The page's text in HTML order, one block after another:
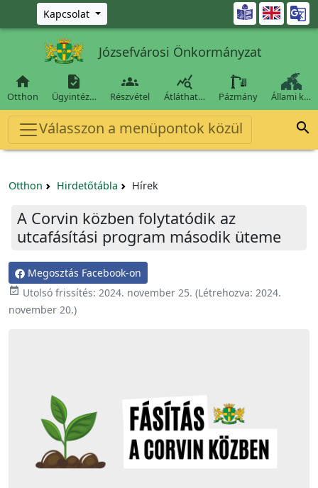
Ugrás a fő tartalomra
Kapcsolat 
Józsefvárosi Önkormányzat

Otthon

Ügyintéz…

Részvétel

Átláthat… Pázmány Állami k…
Válasszon a menüpontok közül 
Otthon Hirdetőtábla Hírek
A Corvin közben folytatódik az
utcafásítási program második üteme
Megosztás Facebook-on
 Utolsó frissítés: 2024. november 25. (Létrehozva: 2024.
november 20.)